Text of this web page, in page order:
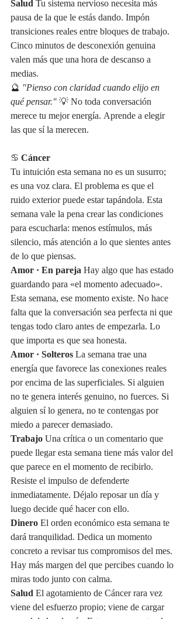
Salud Tu sistema nervioso necesita más
pausa de la que le estás dando. Impón
transiciones reales entre bloques de trabajo.
Cinco minutos de desconexión genuina
valen más que una hora de descanso a
medias.
🔮 "Pienso con claridad cuando elijo en
qué pensar." 💡 No toda conversación
merece tu mejor energía. Aprende a elegir
las que sí la merecen.
♋ Cáncer
Tu intuición esta semana no es un susurro;
es una voz clara. El problema es que el
ruido exterior puede estar tapándola. Esta
semana vale la pena crear las condiciones
para escucharla: menos estímulos, más
silencio, más atención a lo que sientes antes
de lo que piensas.
Amor · En pareja Hay algo que has estado
guardando para «el momento adecuado».
Esta semana, ese momento existe. No hace
falta que la conversación sea perfecta ni que
tengas todo claro antes de empezarla. Lo
que importa es que sea honesta.
Amor · Solteros La semana trae una
energía que favorece las conexiones reales
por encima de las superficiales. Si alguien
no te genera interés genuino, no fuerces. Si
alguien sí lo genera, no te contengas por
miedo a parecer demasiado.
Trabajo Una crítica o un comentario que
puede llegar esta semana tiene más valor del
que parece en el momento de recibirlo.
Resiste el impulso de defenderte
inmediatamente. Déjalo reposar un día y
luego decide qué hacer con ello.
Dinero El orden económico esta semana te
dará tranquilidad. Dedica un momento
concreto a revisar tus compromisos del mes.
Hay más margen del que percibes cuando lo
miras todo junto con calma.
Salud El agotamiento de Cáncer rara vez
viene del esfuerzo propio; viene de cargar